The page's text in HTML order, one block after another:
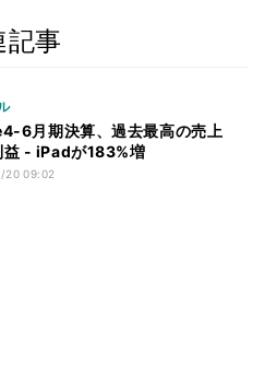
事
6月期決算、過去最高の売上
益 - iPadが183%増
20 09:02